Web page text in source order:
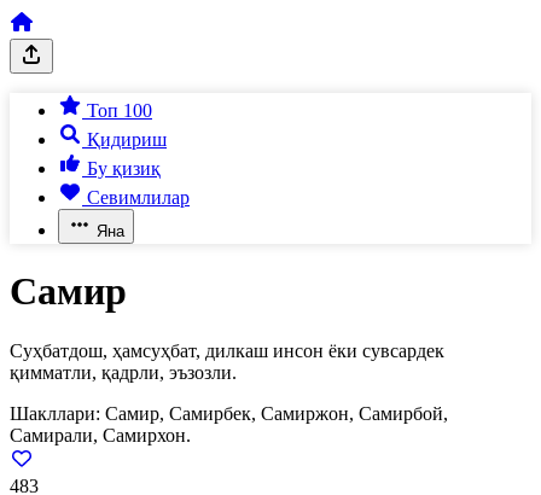
Топ 100
Қидириш
Бу қизиқ
Севимлилар
Яна
Самир
Суҳбатдош, ҳамсуҳбат, дилкаш инсон ёки сувсардек
қимматли, қадрли, эъзозли.
Шакллари: Самир, Самирбек, Самиржон, Самирбой,
Самирали, Самирхон.
483